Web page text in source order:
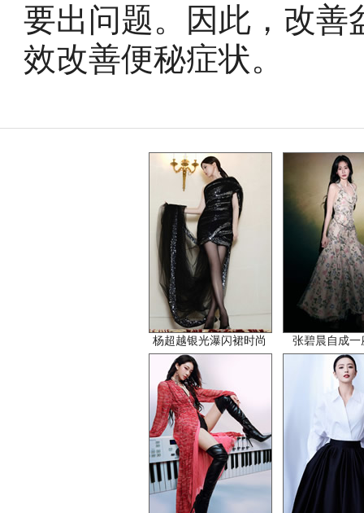
要出问题。因此，改善
效改善便秘症状。
杨超越银光瀑闪裙时尚 张碧晨自成一